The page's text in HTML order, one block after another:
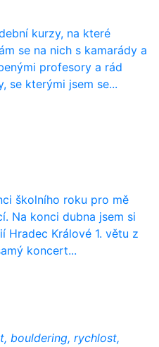
kurzy, na které
se na nich s kamarády a
profesory a rád
se kterými jsem se...
školního roku pro mě
Na konci dubna jsem si
Hradec Králové 1. větu z
koncert...
bouldering, rychlost,